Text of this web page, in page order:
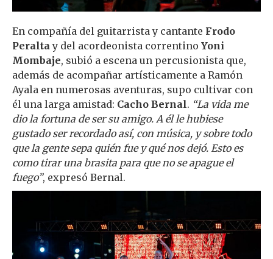
En compañía del guitarrista y cantante Frodo
Peraltay del acordeonista correntino Yoni
Mombaje, subió a escena un percusionista que,
además de acompañar artísticamente a Ramón
Ayala en numerosas aventuras, supo cultivar con
él una larga amistad: Cacho Bernal. “La vida me
dio la fortuna de ser su amigo. A él le hubiese
gustado ser recordado así, con música, y sobre todo
que la gente sepa quién fue y qué nos dejó. Esto es
como tirar una brasita para que no se apague el
fuego”, expresó Bernal.